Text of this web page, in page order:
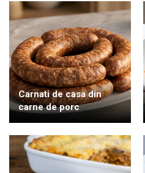
Carnati de casa din
carne de porc